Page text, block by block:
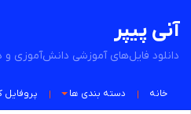
آنی پیپر
دانلود فایل‌های آموزشی دانش‌آموزی و
خانه دسته بندی ها پروفایل